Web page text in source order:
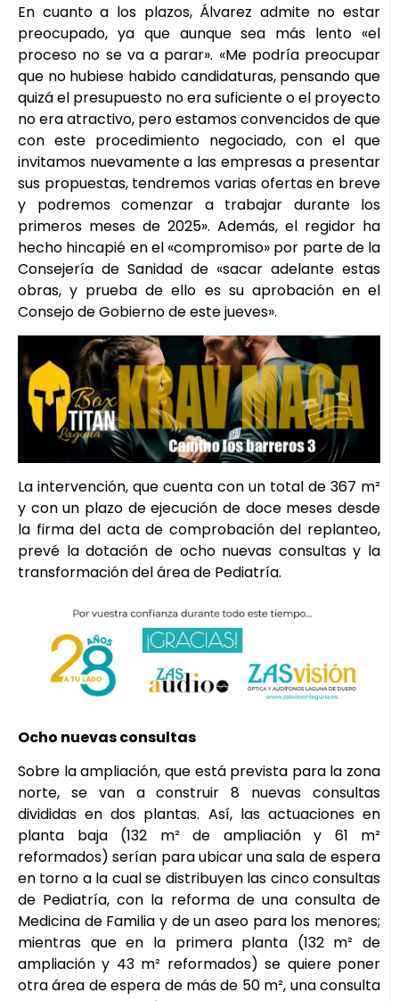
En cuanto a los plazos, Álvarez admite no estar
preocupado, ya que aunque sea más lento «el
proceso no se va a parar». «Me podría preocupar
que no hubiese habido candidaturas, pensando que
quizá el presupuesto no era suficiente o el proyecto
no era atractivo, pero estamos convencidos de que
con este procedimiento negociado, con el que
invitamos nuevamente a las empresas a presentar
sus propuestas, tendremos varias ofertas en breve
y podremos comenzar a trabajar durante los
primeros meses de 2025». Además, el regidor ha
hecho hincapié en el «compromiso» por parte de la
Consejería de Sanidad de «sacar adelante estas
obras, y prueba de ello es su aprobación en el
Consejo de Gobierno de este jueves».
La intervención, que cuenta con un total de 367 m²
y con un plazo de ejecución de doce meses desde
la firma del acta de comprobación del replanteo,
prevé la dotación de ocho nuevas consultas y la
transformación del área de Pediatría.
Ocho nuevas consultas
Sobre la ampliación, que está prevista para la zona
norte, se van a construir 8 nuevas consultas
divididas en dos plantas. Así, las actuaciones en
planta baja (132 m² de ampliación y 61 m²
reformados) serían para ubicar una sala de espera
en torno a la cual se distribuyen las cinco consultas
de Pediatría, con la reforma de una consulta de
Medicina de Familia y de un aseo para los menores;
mientras que en la primera planta (132 m² de
ampliación y 43 m² reformados) se quiere poner
otra área de espera de más de 50 m², una consulta